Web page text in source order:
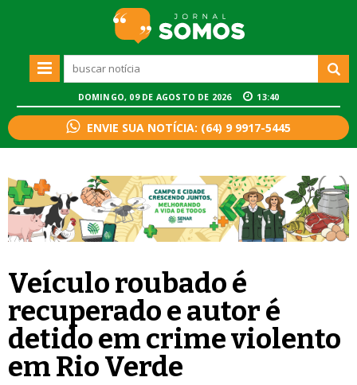
DOMINGO, 09 DE AGOSTO DE 2026 13:40
ENVIE SUA NOTÍCIA: (64) 9 9917-5445
Veículo roubado é
recuperado e autor é
detido em crime violento
em Rio Verde